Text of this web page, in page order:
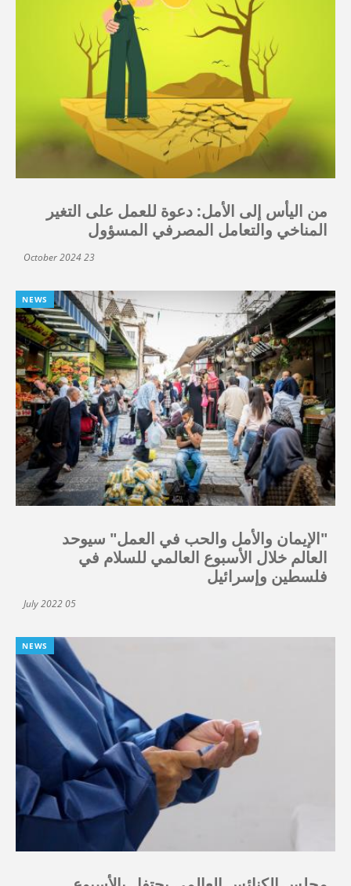
من اليأس إلى الأمل: دعوة للعمل على التغير
المناخي والتعامل المصرفي المسؤول
23 October 2024
NEWS
"الإيمان والأمل والحب في العمل" سيوحد
العالم خلال الأسبوع العالمي للسلام في
فلسطين وإسرائيل
05 July 2022
NEWS